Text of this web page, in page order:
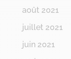
août 2021
juillet 2021
juin 2021